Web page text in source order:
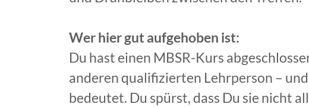
Wer hier gut aufgehoben ist:
Du hast einen MBSR-Kurs
anderen qualifizierten Lehrperson –
bedeutet. Du spürst, dass Du sie nicht